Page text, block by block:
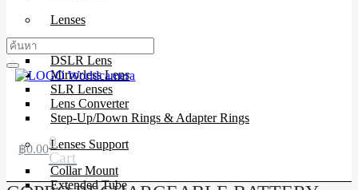
Lenses
DSLR Lens
Mirrorless Lens
SLR Lenses
Lens Converter
Step-Up/Down Rings & Adapter Rings
Lenses Support
Collar Mount
Extended Tube
฿0.000
Cart